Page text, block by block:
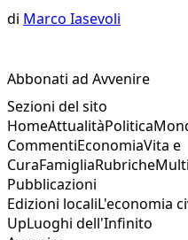
di Marco Iasevoli
Abbonati ad Avvenire
Sezioni del sito
HomeAttualitàPolitica
CommentiEconomiaVita e
CuraFamigliaRubriche
Pubblicazioni
Edizioni localiL'economia
UpLuoghi dell'Infinito